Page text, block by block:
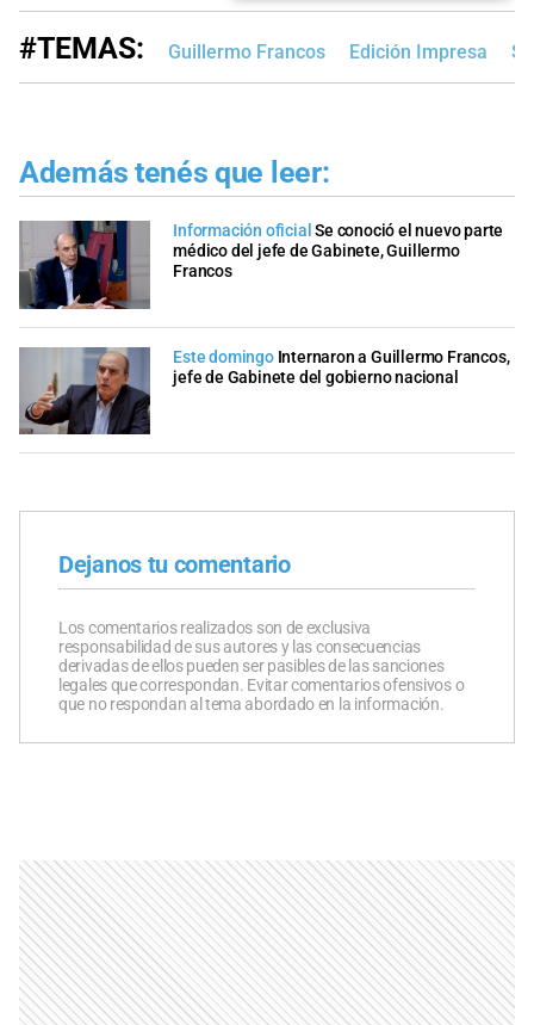
#TEMAS: Guillermo Francos Edición Impresa
Además tenés que leer:
Información oficialSe conoció el nuevo parte
médico del jefe de Gabinete, Guillermo
Francos
Este domingo Internaron a Guillermo Francos,
jefe de Gabinete del gobierno nacional
Dejanos tu comentario
Los comentarios realizados son de exclusiva
responsabilidad de sus autores y las consecuencias
derivadas de ellos pueden ser pasibles de las sanciones
legales que correspondan. Evitar comentarios ofensivos o
que no respondan al tema abordado en la información.